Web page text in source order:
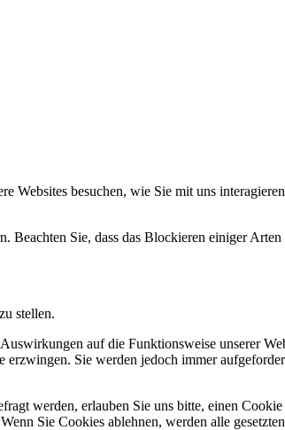
Websites besuchen, wie Sie mit uns
Beachten Sie, dass das Blockieren einiger
stellen.
auf die Funktionsweise unserer
Sie werden jedoch immer
werden, erlauben Sie uns bitte, einen
Sie Cookies ablehnen, werden alle